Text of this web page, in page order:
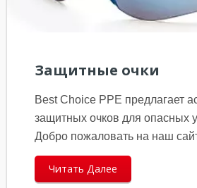
Защитные очки
Best Choice PPE предлагает
защитных очков для опасных
Добро пожаловать на наш
Читать Далее